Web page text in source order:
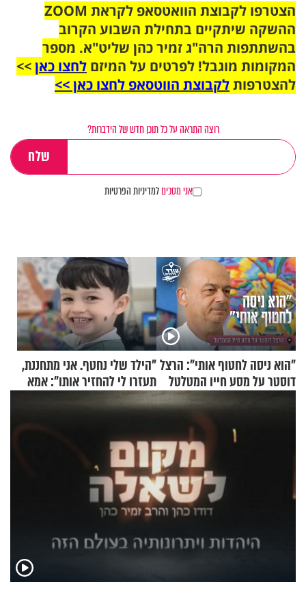
הצטרפו לקבוצת הוואטסאפ לקראת ZOOM
ההשקה שיתקיים בתחילת השבוע הקרוב
בהשתתפות הרה"ג זמיר כהן שליט"א. מספר
המקומות מוגבל! לפרטים על המיזם לחצו כאן>>
להצטרפותלקבוצת הווטסאפ לחצו כאן >>
רוצה התראה על כל תוכן חדש של הידברות?
אני מסכיםלמדיניות הפרטיות
"הוא ניסה לחטוף אותי": הרצל
דוסטר על מסע חייו המטלטל
"הילד שלי נחטף. אני מתחננת,
תעזרו לי להחזיר אותו": אמא
של יובל בן ה-4 בריאיון דומע